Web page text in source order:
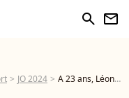
search newsletter
JO 2024 A 23 ans, Léon Marchand signe un nouveau record du monde : deux petites secondes qui lui rapportent un sacré pactole